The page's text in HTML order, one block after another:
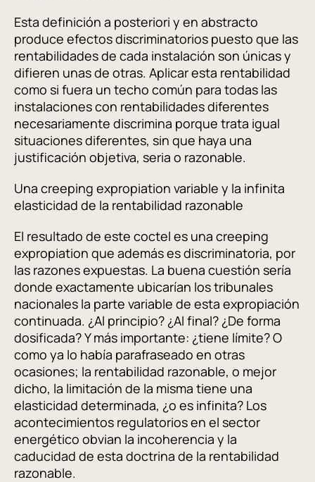
Esta definición a posteriori y en abstracto
produce efectos discriminatorios puesto que las
rentabilidades de cada instalación son únicas y
difieren unas de otras. Aplicar esta rentabilidad
como si fuera un techo común para todas las
instalaciones con rentabilidades diferentes
necesariamente discrimina porque trata igual
situaciones diferentes, sin que haya una
justificación objetiva, seria o razonable.
Una creeping expropiation variable y la infinita
elasticidad de la rentabilidad razonable
El resultado de este coctel es una creeping
expropiation que además es discriminatoria, por
las razones expuestas. La buena cuestión sería
donde exactamente ubicarían los tribunales
nacionales la parte variable de esta expropiación
continuada. ¿Al principio? ¿Al final? ¿De forma
dosificada? Y más importante: ¿tiene límite? O
como ya lo había parafraseado en otras
ocasiones; la rentabilidad razonable, o mejor
dicho, la limitación de la misma tiene una
elasticidad determinada, ¿o es infinita? Los
acontecimientos regulatorios en el sector
energético obvian la incoherencia y la
caducidad de esta doctrina de la rentabilidad
razonable.